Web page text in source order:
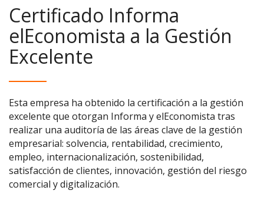
Certificado Informa
elEconomista a la Gestión
Excelente
Esta empresa ha obtenido la certificación a la gestión
excelente que otorgan Informa y elEconomista tras
realizar una auditoría de las áreas clave de la gestión
empresarial: solvencia, rentabilidad, crecimiento,
empleo, internacionalización, sostenibilidad,
satisfacción de clientes, innovación, gestión del riesgo
comercial y digitalización.